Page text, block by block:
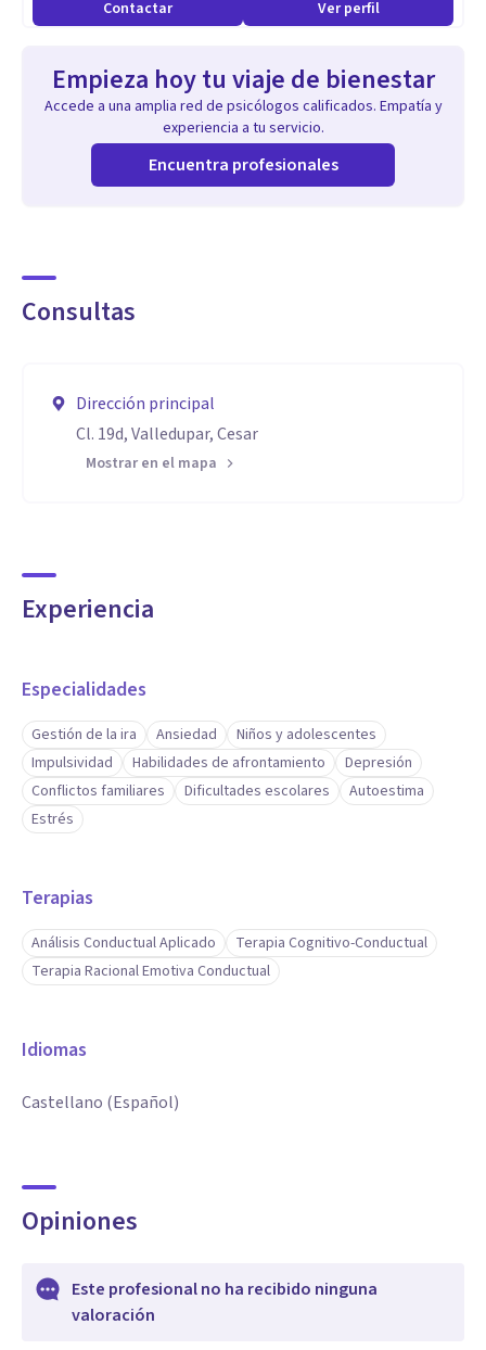
Contactar Ver perfil
Empieza hoy tu viaje de bienestar
Accede a una amplia red de psicólogos calificados. Empatía y
experiencia a tu servicio.
Encuentra profesionales
Consultas
Dirección principal
Cl. 19d, Valledupar, Cesar
Mostrar en el mapa
Experiencia
Especialidades
Gestión de la ira Ansiedad
Niños y adolescentes
Impulsividad
Habilidades de afrontamiento
Depresión
Conflictos familiares
Dificultades escolares
Autoestima
Estrés
Terapias
Análisis Conductual Aplicado
Terapia Cognitivo-Conductual
Terapia Racional Emotiva Conductual
Idiomas
Castellano (Español)
Opiniones
Este profesional no ha recibido ninguna
valoración